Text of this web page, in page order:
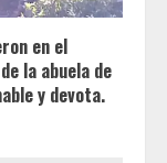
en el
la abuela de
y devota.